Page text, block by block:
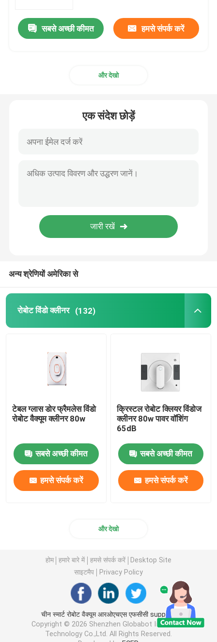
सबसे अच्छी कीमत हमसे संपर्क करें
और देखो
एक संदेश छोड़ें
अन्य श्रेणियों अमेरिका से
रोबोट विंडो क्लीनर (132)
टेबल ग्लास डोर फ्रैमलेस विंडो
रोबोट वैक्यूम क्लीनर 80w
सबसे अच्छी कीमत
हमसे संपर्क करें
क्रिस्टल रोबोट क्लियर विंडोज
क्लीनर 80w पावर वॉशिंग
65dB
सबसे अच्छी कीमत
हमसे संपर्क करें
और देखो
होम हमारे बारे में हमसे संपर्क करें
Desktop Site
साइटमैप
Privacy Policy
चीन स्मार्ट रोबोट वैक्यूम आरओएचएस एफसीसी supplier.
Copyright © 2026 Shenzhen Globabot Intelligent
Technology Co.,Ltd. All Rights Reserved.